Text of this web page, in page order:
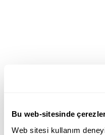
Bu web-sitesinde
Web sitesi kullanım